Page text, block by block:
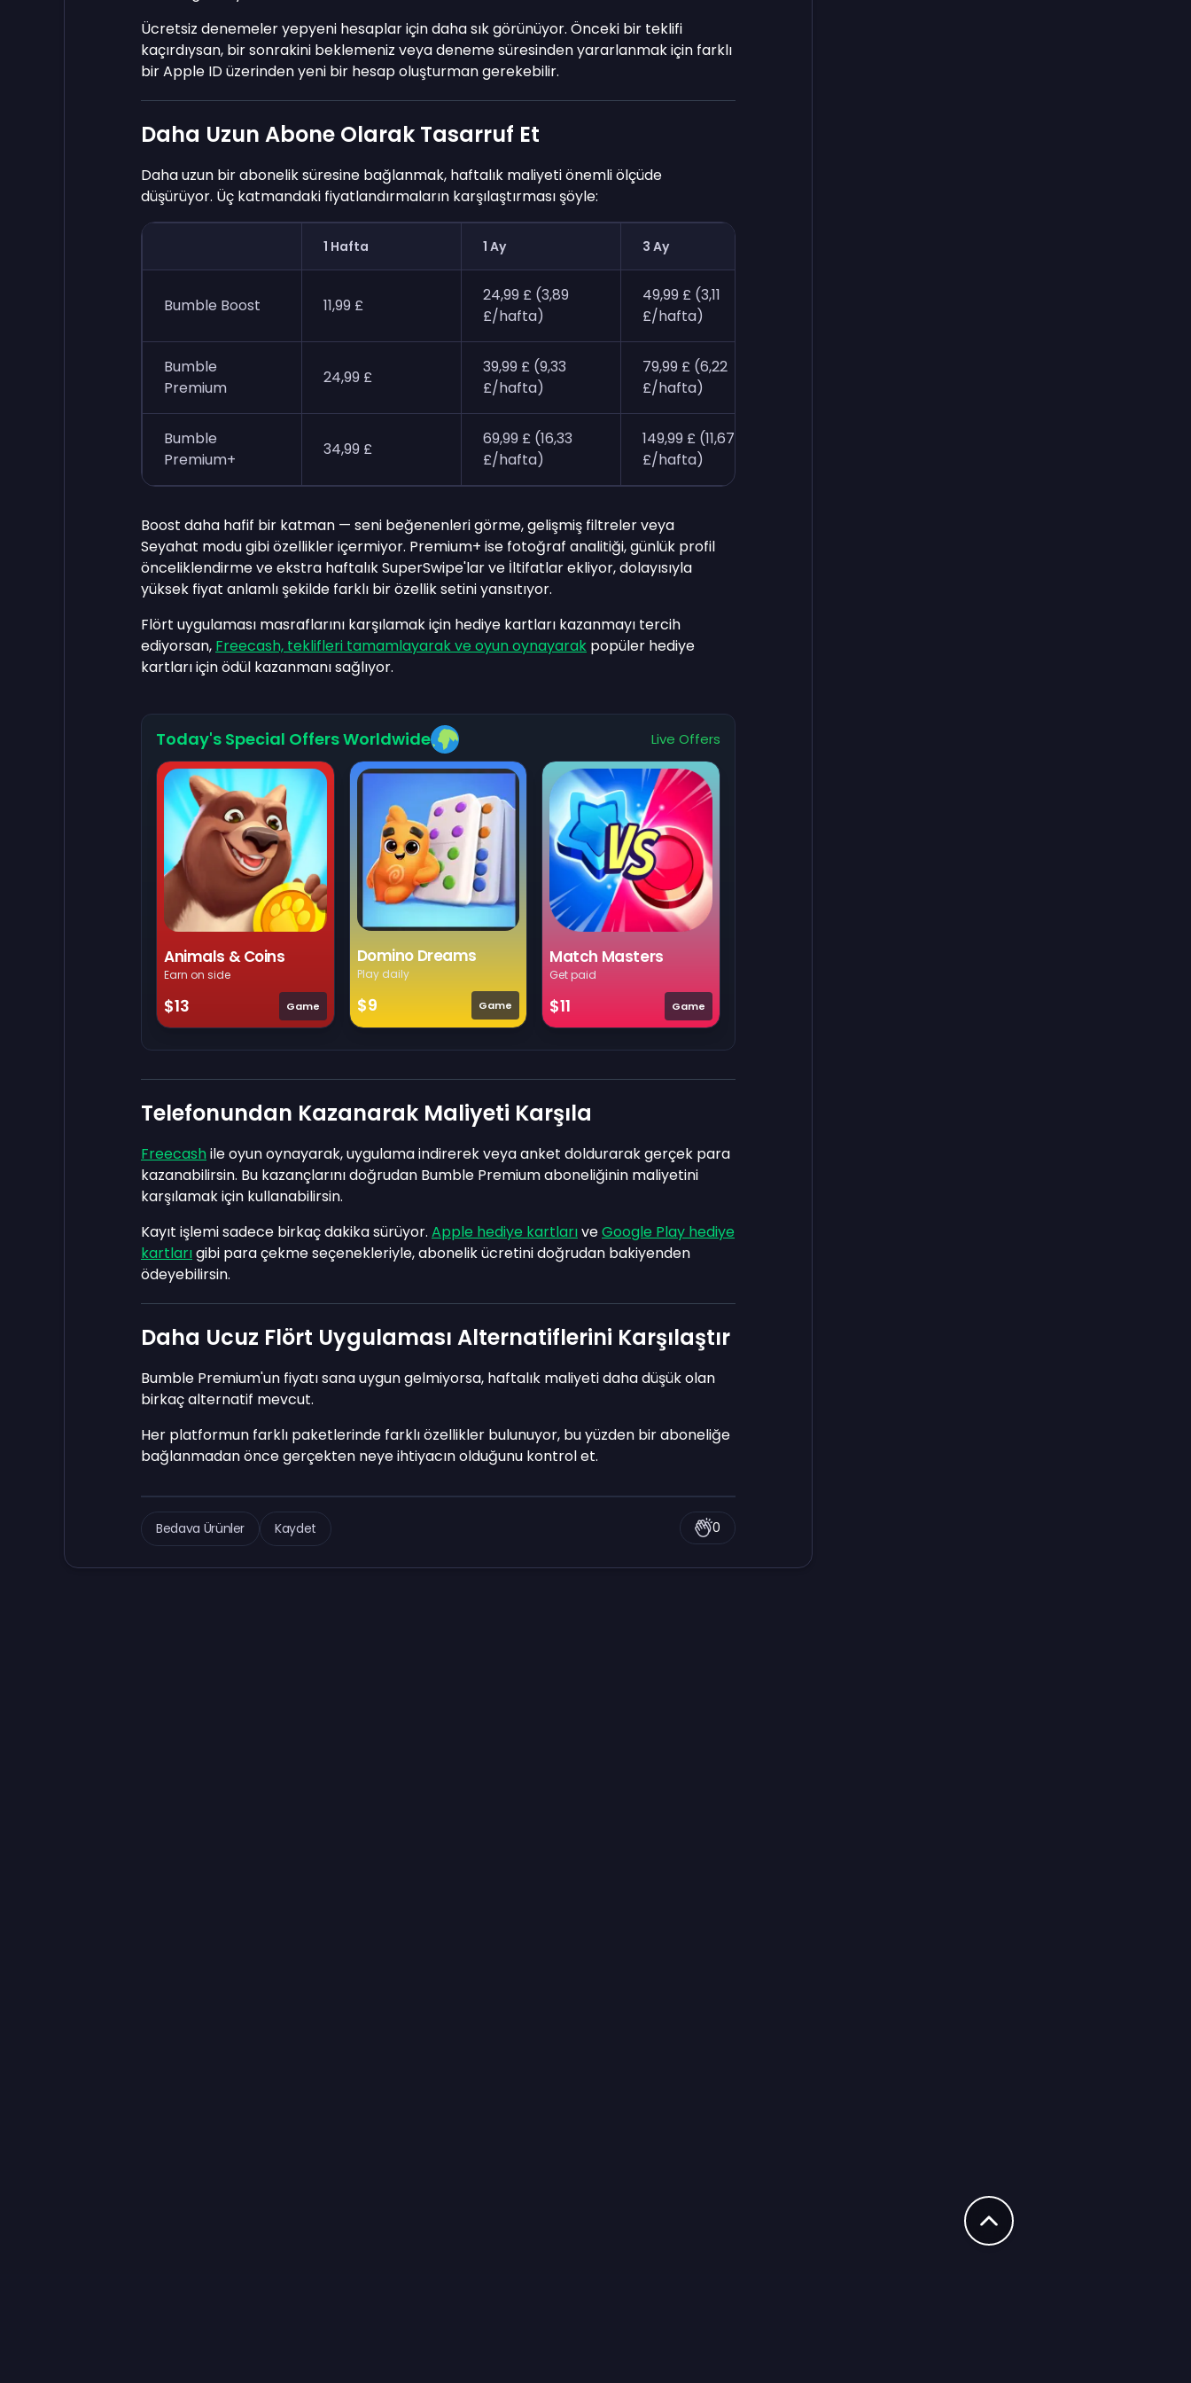
Ücretsiz denemeler yepyeni hesaplar için daha sık görünüyor. Önceki bir teklifi
kaçırdıysan, bir sonrakini beklemeniz veya deneme süresinden yararlanmak için farklı
bir Apple ID üzerinden yeni bir hesap oluşturman gerekebilir.
Daha Uzun Abone Olarak Tasarruf Et
Daha uzun bir abonelik süresine bağlanmak, haftalık maliyeti önemli ölçüde
düşürüyor. Üç katmandaki fiyatlandırmaların karşılaştırması şöyle:
1 Hafta 1 Ay 3 Ay
Bumble Boost 11,99 £
24,99 £ (3,89
£/hafta)
49,99 £ (3,11
£/hafta)
Bumble
Premium
24,99 £
39,99 £ (9,33
£/hafta)
79,99 £ (6,22
£/hafta)
Bumble
Premium+
34,99 £
69,99 £ (16,33
£/hafta)
149,99 £ (11,67
£/hafta)
Boost daha hafif bir katman — seni beğenenleri görme, gelişmiş filtreler veya
Seyahat modu gibi özellikler içermiyor. Premium+ ise fotoğraf analitiği, günlük profil
önceliklendirme ve ekstra haftalık SuperSwipe'lar ve İltifatlar ekliyor, dolayısıyla
yüksek fiyat anlamlı şekilde farklı bir özellik setini yansıtıyor.
Flört uygulaması masraflarını karşılamak için hediye kartları kazanmayı tercih
ediyorsan, Freecash, teklifleri tamamlayarak ve oyun oynayarak popüler hediye
kartları için ödül kazanmanı sağlıyor.
Today's Special Offers Worldwide Live Offers
Animals & Coins
Earn on side
$13 Game
Domino Dreams
Play daily
$9 Game
Match Masters
Get paid
$11 Game
Telefonundan Kazanarak Maliyeti Karşıla
Freecashile oyun oynayarak, uygulama indirerek veya anket doldurarak gerçek para
kazanabilirsin. Bu kazançlarını doğrudan Bumble Premium aboneliğinin maliyetini
karşılamak için kullanabilirsin.
Kayıt işlemi sadece birkaç dakika sürüyor. Apple hediye kartlarıveGoogle Play hediye
kartlarıgibi para çekme seçenekleriyle, abonelik ücretini doğrudan bakiyenden
ödeyebilirsin.
Daha Ucuz Flört Uygulaması Alternatiflerini Karşılaştır
Bumble Premium'un fiyatı sana uygun gelmiyorsa, haftalık maliyeti daha düşük olan
birkaç alternatif mevcut.
Her platformun farklı paketlerinde farklı özellikler bulunuyor, bu yüzden bir aboneliğe
bağlanmadan önce gerçekten neye ihtiyacın olduğunu kontrol et.
Bedava Ürünler Kaydet 0